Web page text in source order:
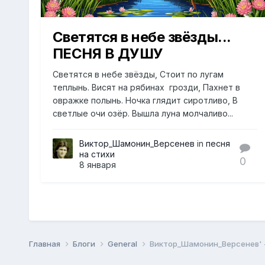
Светятся в небе звёзды...
ПЕСНЯ В ДУШУ
Светятся в небе звёзды, Стоит по лугам
теплынь. Висят на рябинах грозди, Пахнет в
овражке полынь. Ночка глядит сиротливо, В
светлые очи озёр. Вышла луна молчаливо...
Виктор_Шамонин_Версенев in песня
на стихи
8 января
0
Главная Блоги General Виктор_Шамонин_Версенев'